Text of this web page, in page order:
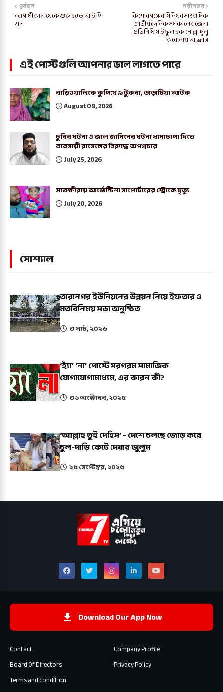
নবীনতর
কিশোরগঞ্জের সিনিয়র সাংবাদিক
জাতীয় দৈনিক সমকালের জেলা
প্রতিনিধি সাইফুল হক মোল্লা দুলু
করোনায় আক্রান্ত
পূর্বতন
আগামীকাল থেকে শুরু হচ্ছে আই পি
এল
এই পোস্টগুলি আপনার ভাল লাগতে পারে
বাড়িওয়ালিকে কুপিয়ে ৯ টুকরা, ভাড়াটিয়া আটক
August 09, 2026
চুরির ঘটনা ও জাল জামিনের ঘটনা ধামাচাপা দিতে
ব্যবসায়ী রাসেলের বিরুদ্ধে অপপ্রচার
July 25, 2026
সাতক্ষীরায় আর্জেন্টিনা সাপোর্টারের স্ট্রোকে মৃত্যু
July 20, 2026
সোশ্যাল
তারানগর ইউনিয়নের উন্নয়ন নিয়ে ইফতার ও
মতবিনিময় সভা অনুষ্ঠিত
৩ মার্চ, ২০২৬
‘হ্যাঁ’ ‘না’ পোস্টে সরগরম সামাজিক
যোগাযোগামাধ্যম, এর কারন কী?
৩১ অক্টোবর, ২০২৫
‘আল্লাহ তুই দেহিস’ - দেশে চলছে জোড় করে
চুল-দাড়ি কেটে দেয়ার জুলুম
২৫ সেপ্টেম্বর, ২০২৫
Download Our App Now
Contact
Company Profile
Board Of Directors
Privacy Policy
Terms and condition